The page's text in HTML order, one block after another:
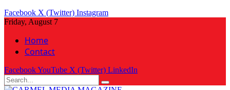
Facebook X (Twitter) Instagram
Friday, August 7
Home
Contact
FacebookYouTube X (Twitter) LinkedIn